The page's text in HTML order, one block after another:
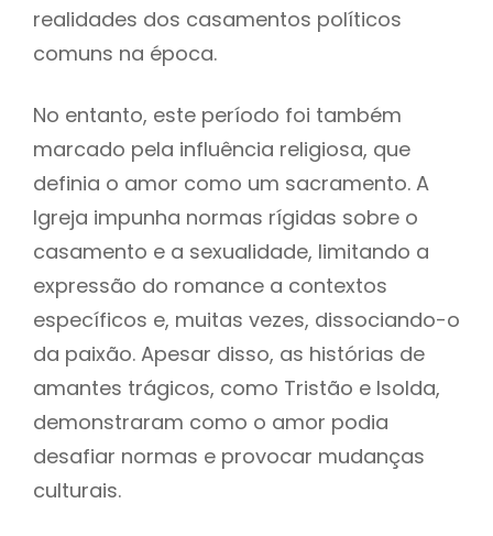
realidades dos casamentos políticos
comuns na época.
No entanto, este período foi também
marcado pela influência religiosa, que
definia o amor como um sacramento. A
Igreja impunha normas rígidas sobre o
casamento e a sexualidade, limitando a
expressão do romance a contextos
específicos e, muitas vezes, dissociando-o
da paixão. Apesar disso, as histórias de
amantes trágicos, como Tristão e Isolda,
demonstraram como o amor podia
desafiar normas e provocar mudanças
culturais.